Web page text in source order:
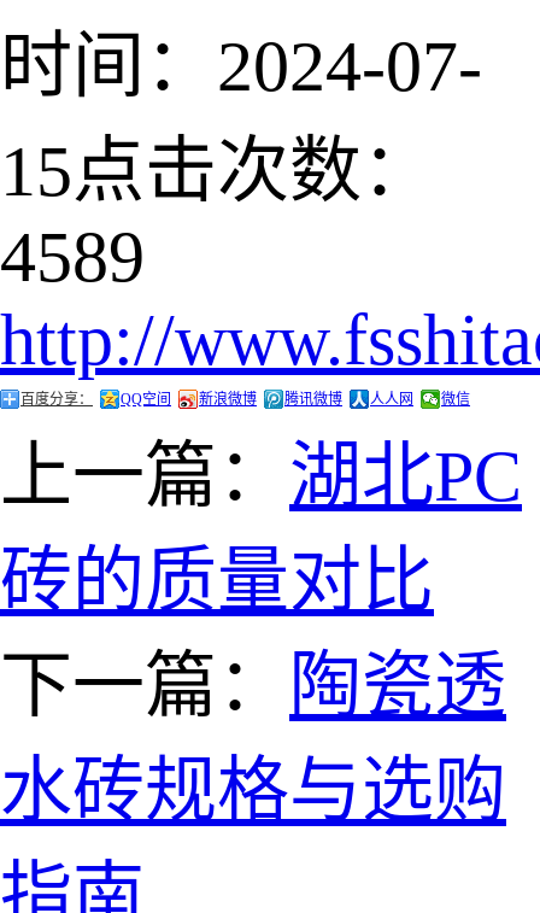
时间：2024-07-
15点击次数：
4589
http://
百度分享： QQ空间 新浪微博 腾讯微博 人人网 微信
上一篇： 湖北PC
砖的质量对比
下一篇：
陶瓷透
水砖规格与选购
指南